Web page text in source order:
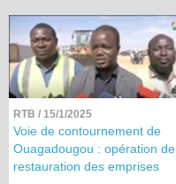
RTB / 15/1/2025
Voie de contournement de
Ouagadougou : opération de
restauration des emprises